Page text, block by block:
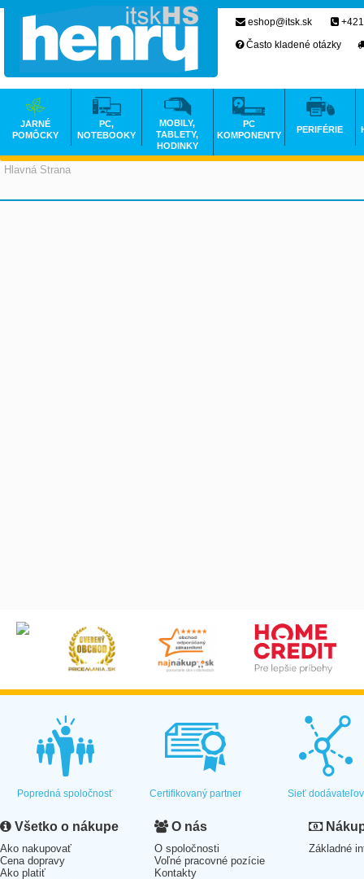
Hlavná Strana
eshop@itsk.sk
Často kladené otázky
JARNÉ
POMÔCKY
PC,
NOTEBOOKY
MOBILY,
TABLETY,
HODINKY
PC
KOMPONENTY
PERIFÉRIE
Popredná spoločnosť Certifikovaný partner Sieť dodávateľov
Všetko o nákupe
Ako nakupovať
Cena dopravy
Ako platiť
O nás
O spoločnosti
Voľné pracovné pozície
Kontakty
Základné